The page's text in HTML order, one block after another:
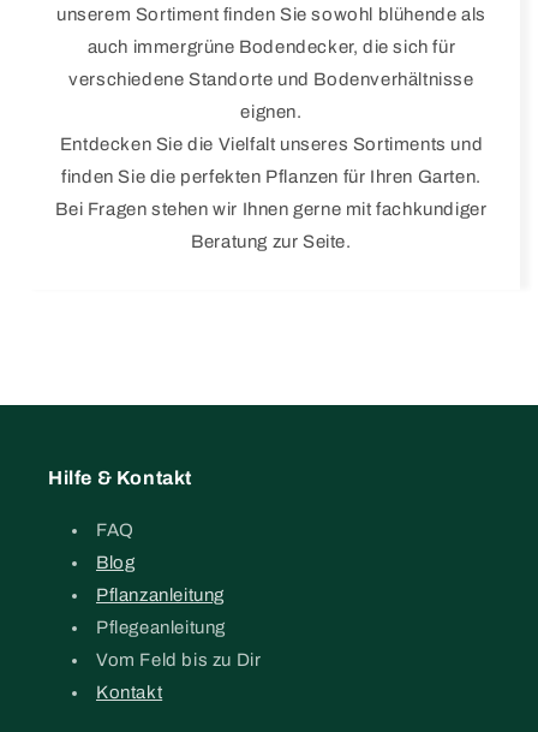
unserem Sortiment finden Sie sowohl blühende als
auch immergrüne Bodendecker, die sich für
verschiedene Standorte und Bodenverhältnisse
eignen.
Entdecken Sie die Vielfalt unseres Sortiments und
finden Sie die perfekten Pflanzen für Ihren Garten.
Bei Fragen stehen wir Ihnen gerne mit fachkundiger
Beratung zur Seite.
Hilfe & Kontakt
FAQ
Blog
Pflanzanleitung
Pflegeanleitung
Vom Feld bis zu Dir
Kontakt